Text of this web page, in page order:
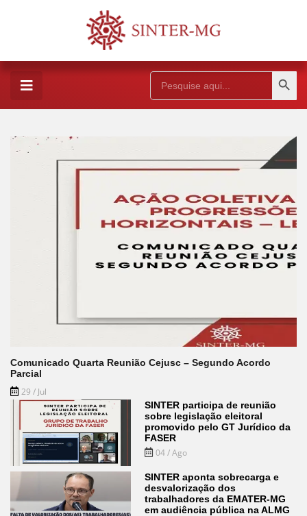
Search
for:
Search Button
Comunicado Quarta Reunião Cejusc – Segundo Acordo
Parcial
29 / Jul
SINTER participa de reunião
sobre legislação eleitoral
promovido pelo GT Jurídico da
FASER
04 / Ago
SINTER aponta sobrecarga e
desvalorização dos
trabalhadores da EMATER-MG
em audiência pública na ALMG